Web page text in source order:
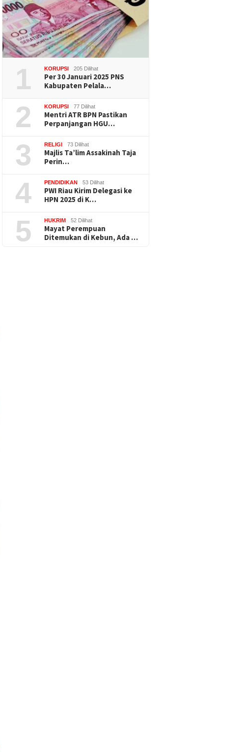
1 KORUPSI 205 Dilihat
Per 30 Januari 2025 PNS
Kabupaten Pelala…
2 KORUPSI 77 Dilihat
Mentri ATR BPN Pastikan
Perpanjangan HGU…
3 RELIGI 73 Dilihat
Majlis Ta’lim Assakinah Taja
Perin…
4 PENDIDIKAN 53 Dilihat
PWI Riau Kirim Delegasi ke
HPN 2025 di K…
5 HUKRIM 52 Dilihat
Mayat Perempuan
Ditemukan di Kebun, Ada …